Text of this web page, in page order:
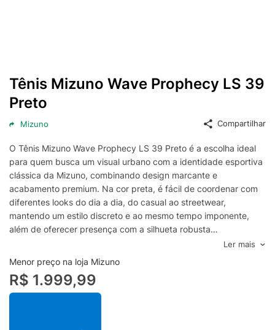
Tênis Mizuno Wave Prophecy LS 39
Preto
Mizuno Compartilhar
O Tênis Mizuno Wave Prophecy LS 39 Preto é a escolha ideal
para quem busca um visual urbano com a identidade esportiva
clássica da Mizuno, combinando design marcante e
acabamento premium. Na cor preta, é fácil de coordenar com
diferentes looks do dia a dia, do casual ao streetwear,
mantendo um estilo discreto e ao mesmo tempo imponente,
além de oferecer presença com a silhueta robusta
Desenvolvido para entregar conforto e estabilidade, o Mizuno
Wave Prophecy LS conta com construção pensada para uso
prolongado, com ajuste seguro no pé e sensação de suporte
durante a caminhada. O solado com a assinatura da tecnologia
Ler mais
Menor preço na loja Mizuno
R$ 1.999,99